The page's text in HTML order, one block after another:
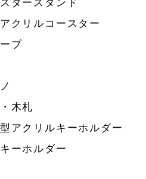
タースタンド
クリルコースター
ブ
木札
アクリルキーホルダー
ーホルダー